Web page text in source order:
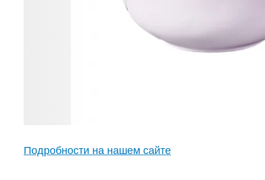
Подробности на нашем сайте